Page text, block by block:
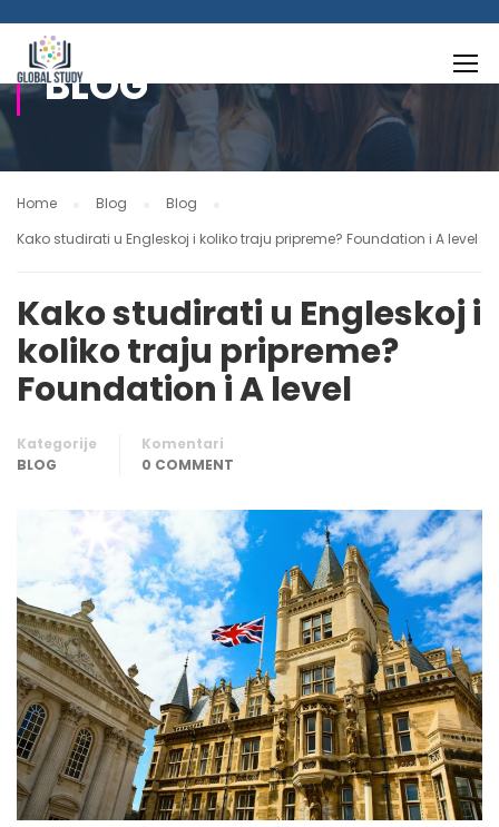
BLOG
Home Blog
Blog
Kako studirati u Engleskoj i koliko traju pripreme? Foundation i A level
Kako studirati u Engleskoj i
koliko traju pripreme?
Foundation i A level
Kategorije
BLOG
Komentari
0 COMMENT